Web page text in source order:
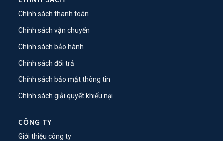
Chính sách thanh toán
Chính sách vận chuyển
Chính sách bảo hành
Chính sách đổi trả
Chính sách bảo mật thông tin
Chính sách giải quyết khiếu nại
CÔNG TY
Giới thiệu công ty